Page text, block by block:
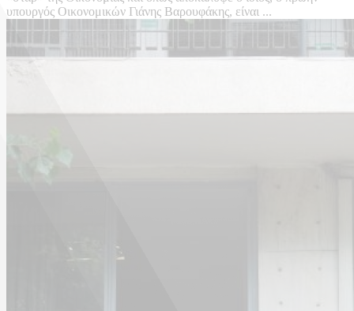
υπουργός Οικονομικών Γιάνης Βαρουφάκης, είναι ...